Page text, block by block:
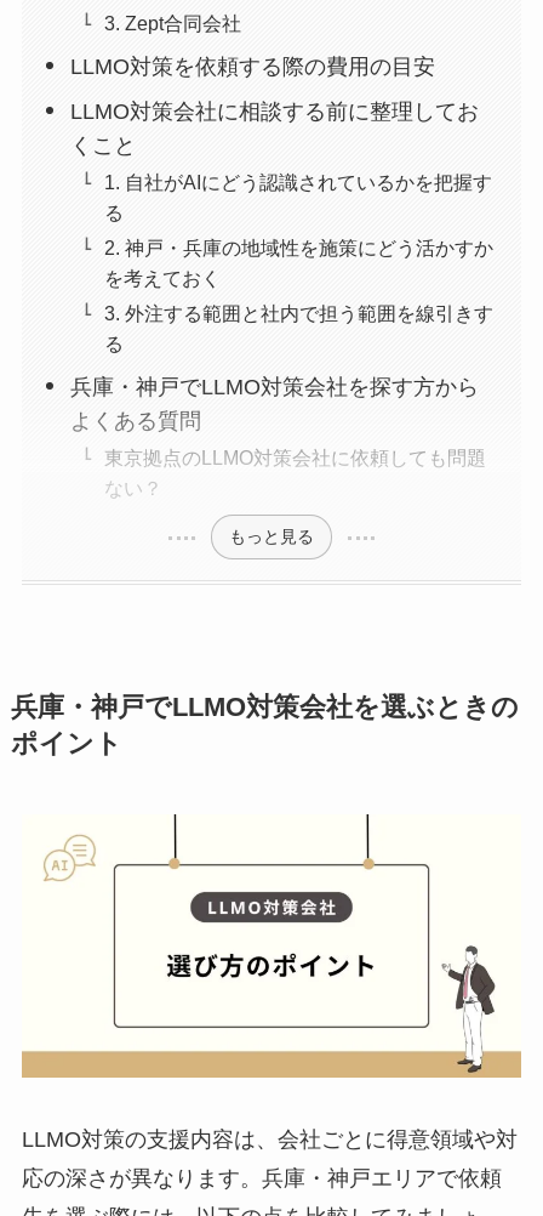
3. Zept合同会社
LLMO対策を依頼する際の費用の目安
LLMO対策会社に相談する前に整理してお
くこと
1. 自社がAIにどう認識されているかを把握す
る
2. 神戸・兵庫の地域性を施策にどう活かすか
を考えておく
3. 外注する範囲と社内で担う範囲を線引きす
る
兵庫・神戸でLLMO対策会社を探す方から
よくある質問
東京拠点のLLMO対策会社に依頼しても問題
ない？
もっと見る
兵庫・神戸でLLMO対策会社を選ぶときの
ポイント
LLMO対策の支援内容は、会社ごとに得意領域や対
応の深さが異なります。兵庫・神戸エリアで依頼